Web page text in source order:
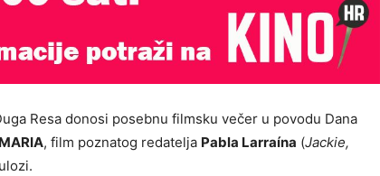
Resa donosi posebnu filmsku večer u povodu Dana
MARIA, film poznatog redatelja Pabla Larraína (Jackie,